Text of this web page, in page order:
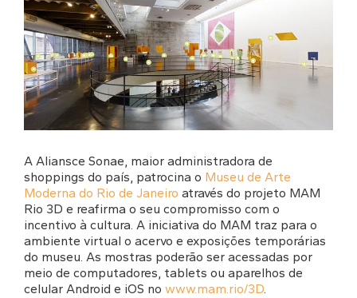
A Aliansce Sonae, maior administradora de
shoppings do país, patrocina o Museu de Arte
Moderna do Rio de Janeiro através do projeto MAM
Rio 3D e reafirma o seu compromisso com o
incentivo à cultura. A iniciativa do MAM traz para o
ambiente virtual o acervo e exposições temporárias
do museu. As mostras poderão ser acessadas por
meio de computadores, tablets ou aparelhos de
celular Android e iOS no www.mam.rio/3D.